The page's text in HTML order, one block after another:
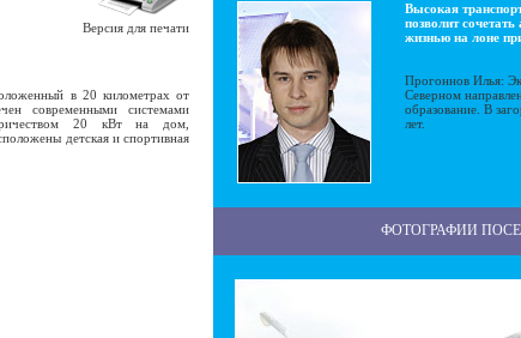
Версия для печати
в 20 километрах от
современными системами
20 кВт на дом,
детская и спортивная
Высокая
позволит
жизнью на лоне
Прогоннов Илья:
Северном
образование. В
лет.
ФОТОГРАФИИ